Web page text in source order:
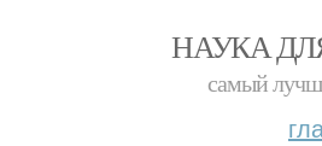
НАУКА
самый